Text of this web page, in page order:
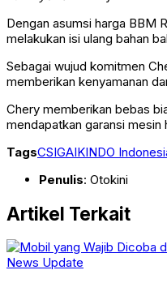
Dengan asumsi harga BBM
melakukan isi ulang bahan
Sebagai wujud komitmen
memberikan kenyamanan
Chery memberikan bebas
mendapatkan garansi mesin
TagsCSIGAIKINDO
Penulis: Otokini
Artikel Terkait
News Update